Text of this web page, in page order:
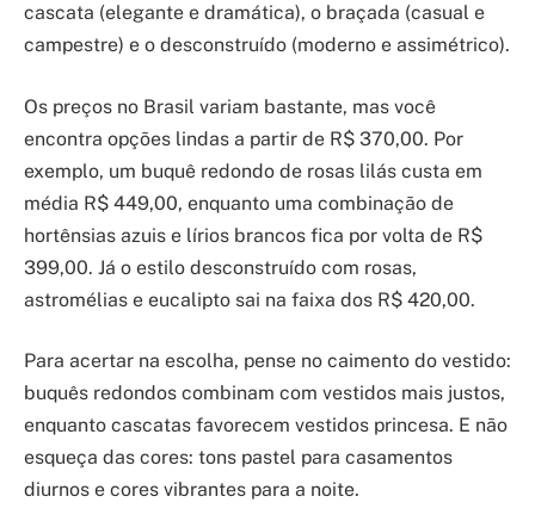
cascata (elegante e dramática), o braçada (casual e
campestre) e o desconstruído (moderno e assimétrico).
Os preços no Brasil variam bastante, mas você
encontra opções lindas a partir de R$ 370,00. Por
exemplo, um buquê redondo de rosas lilás custa em
média R$ 449,00, enquanto uma combinação de
hortênsias azuis e lírios brancos fica por volta de R$
399,00. Já o estilo desconstruído com rosas,
astromélias e eucalipto sai na faixa dos R$ 420,00.
Para acertar na escolha, pense no caimento do vestido:
buquês redondos combinam com vestidos mais justos,
enquanto cascatas favorecem vestidos princesa. E não
esqueça das cores: tons pastel para casamentos
diurnos e cores vibrantes para a noite.